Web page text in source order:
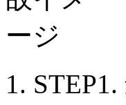
STEP1.